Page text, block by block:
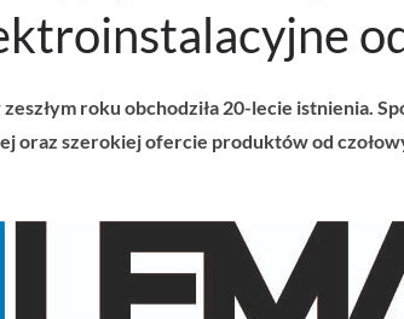
roku obchodziła 20-lecie istnienia.
oraz szerokiej ofercie produktów od